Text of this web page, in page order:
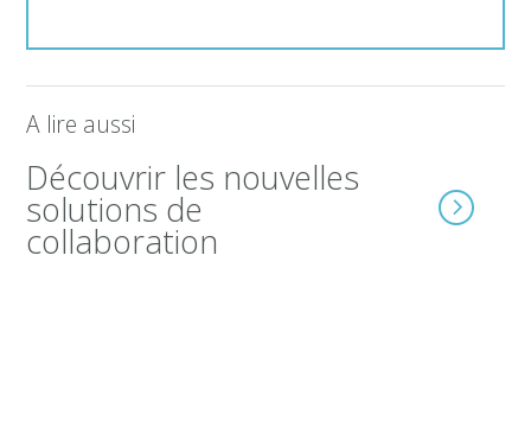
A lire aussi
Découvrir les nouvelles
solutions de
collaboration